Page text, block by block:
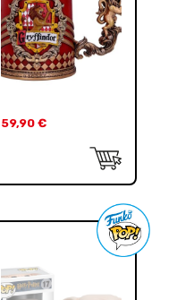
59,90 €